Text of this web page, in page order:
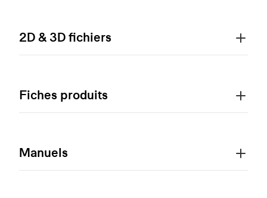
2D & 3D fichiers
Fiches produits
Manuels